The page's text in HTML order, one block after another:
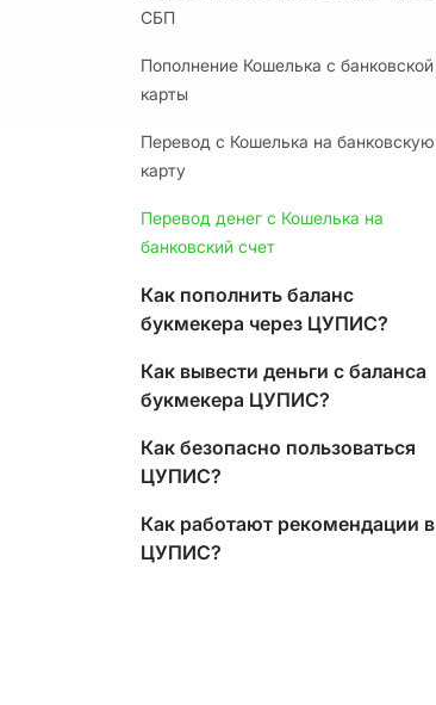
СБП
Пополнение Кошелька с банковской
карты
Перевод с Кошелька на банковскую
карту
Перевод денег с Кошелька на
банковский счет
Как пополнить баланс
букмекера через ЦУПИС?
Как вывести деньги с баланса
букмекера ЦУПИС?
Как безопасно пользоваться
ЦУПИС?
Как работают рекомендации в
ЦУПИС?